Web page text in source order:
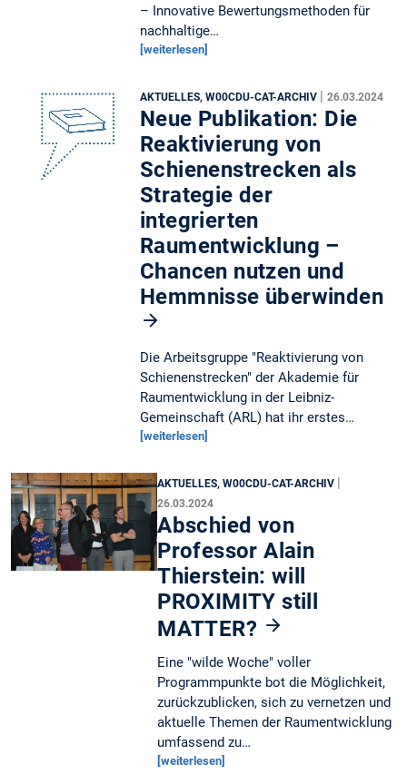
– Innovative Bewertungsmethoden für
nachhaltige…
[weiterlesen]
AKTUELLES, W00CDU-CAT-ARCHIV | 26.03.2024
Neue Publikation: Die
Reaktivierung von
Schienenstrecken als
Strategie der
integrierten
Raumentwicklung –
Chancen nutzen und
Hemmnisse überwinden
Die Arbeitsgruppe "Reaktivierung von
Schienenstrecken" der Akademie für
Raumentwicklung in der Leibniz-
Gemeinschaft (ARL) hat ihr erstes…
[weiterlesen]
AKTUELLES, W00CDU-CAT-ARCHIV |
26.03.2024
Abschied von
Professor Alain
Thierstein: will
PROXIMITY still
MATTER?
Eine "wilde Woche" voller
Programmpunkte bot die Möglichkeit,
zurückzublicken, sich zu vernetzen und
aktuelle Themen der Raumentwicklung
umfassend zu…
[weiterlesen]